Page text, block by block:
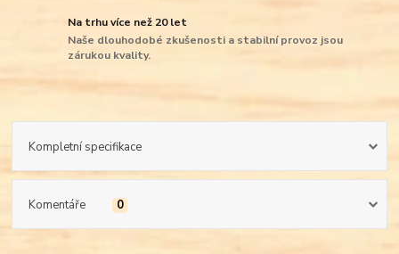
Na trhu více než 20 let
Naše dlouhodobé zkušenosti a stabilní provoz jsou
zárukou kvality.
Kompletní specifikace
Komentáře 0